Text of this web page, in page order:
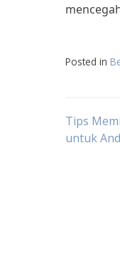
Posted in
Post
Tips
untuk